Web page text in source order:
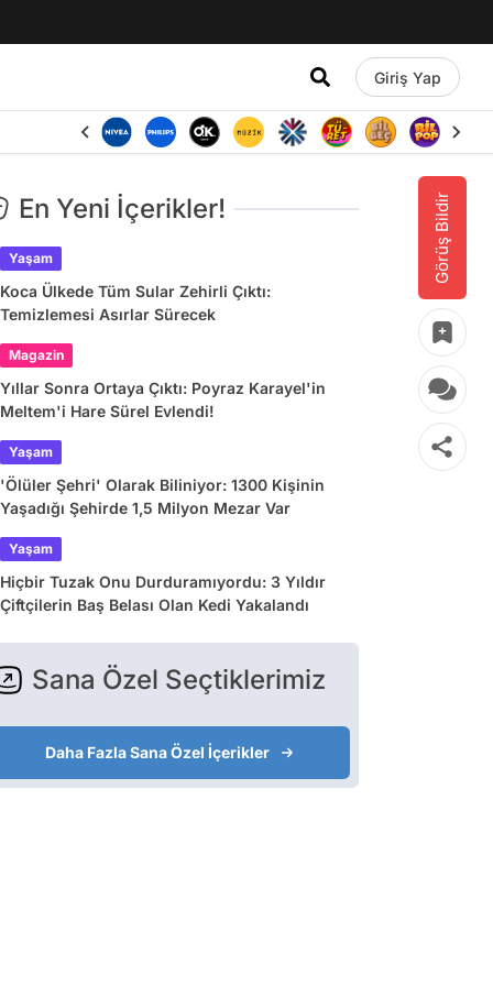
Giriş Yap
Görüş Bildir
En Yeni İçerikler!
Yaşam
Koca Ülkede Tüm Sular Zehirli Çıktı:
Temizlemesi Asırlar Sürecek
Magazin
Yıllar Sonra Ortaya Çıktı: Poyraz Karayel'in
Meltem'i Hare Sürel Evlendi!
Yaşam
'Ölüler Şehri' Olarak Biliniyor: 1300 Kişinin
Yaşadığı Şehirde 1,5 Milyon Mezar Var
Yaşam
Hiçbir Tuzak Onu Durduramıyordu: 3 Yıldır
Çiftçilerin Baş Belası Olan Kedi Yakalandı
Sana Özel Seçtiklerimiz
Daha Fazla Sana Özel İçerikler